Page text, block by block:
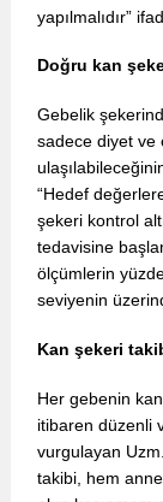
yapılmalıdır”
Doğru kan
Gebelik
sadece diyet ve
“Hedef
şekeri kontrol
tedavisine
ölçümlerin
seviyenin
Kan şekeri
Her gebenin
itibaren düzenli
vurgulayan
takibi, hem